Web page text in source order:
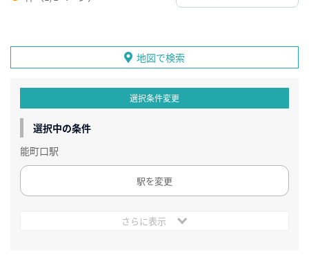
地図で検索
選択条件変更
選択中の条件
能町口駅
駅を変更
さらに表示